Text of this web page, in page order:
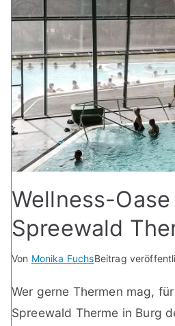
Wellness-
Spreewald
Von Monika FuchsBeitrag
Wer gerne Thermen mag,
Spreewald Therme in Burg